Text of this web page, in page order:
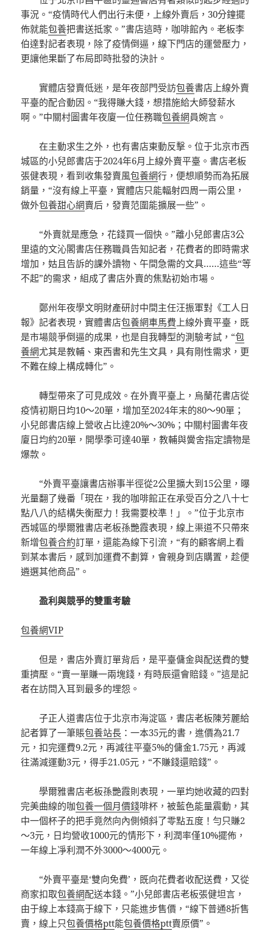
事況。“疫情時代人們出行未便，上線外賣后，30分鐘擺
佈就能包養把書送抵家。”書店這時，咖啡館內。老板李
伯達對記者表現，除了疫情倒逼，線下門店的運營壓力，
更讓他果斷了布局即時批發的決計。
實體店發賣低迷，是年夜部門受訪包養書店上線外賣
平臺的配合動因。“我得賺大錢，想措施給大師發薪水
啊。”中關村圖書年夜廈一位任務職包養網員婉言。
在主動求生之外，也有書店東動反擊。位于北京市西
城區的小兒郎書店于2024年6月上線外賣平臺。書店老板
張健表現，看到收集發賣風包養網行，便想順勢而為拓展
銷量，“沒有線上平臺，實體店只能輻射四周一兩公里，
做外包養甜心網賣后，發賣范圍能擴展一些”。
“外賣就是應急，花錢買一個快。”離小兒郎書店3公
里遠的文沁閣書店任務職員告知記者，花費者的即時需求
增加，姑且告訴的課外讀物、午間急需的文具……這些“等
不起”的需求，組成了書店外賣的焦點初始市場。
鄭州年夜學文明財產研討中間主任汪振軍對《工人日
報》記者表現，實體書店包養網車馬費 上線外賣平臺，既
是市場競爭倒逼的成果，也是自我轉型的測驗考試，“包
養網尤其是教輔、東西書和先生文具，具有剛性需求，更
不難在線上構成轉化”。
轉型帶來了可見成效。在外賣平臺上，烏蘭花書店從
疫情初期日均10～20單，增加至2024年末的80～90單；
小兒郎書店線上營收占比達20%～30%；中關村圖書年夜
廈日均約20單，開學季可達40單，教輔與黌舍指定讀物是
爆款。
“外賣平臺讓書店辦事半徑從2公里擴大到15公里，曝
光量翻了幾番「現在，我的咖啡館正在承受百分之八十七
點八八的結構失衡壓力！我需要校準！」。”位于北京市
西城區的學爾雅書店老板孫艷霞表現，線上渠道不只帶來
新增包養合約訂單，還能為線下引流，“有的顧客網上看
到某本書后，感到加運費不劃算，會親身到店購置，趁便
遴選其他商品”。
盈利與競爭的雙重考驗
包養網VIP
但是，書店外賣訂單背后，是平臺傭金與配送費的雙
重擠壓。“賣一單賺一兩塊錢，有時辰還會賠錢。”這是記
者在訪問入耳到最多的埋怨。
子正人道書店位于北京市海淀區，書店老板陳芳麗給
記者算了一筆賬包養站長 ：一本35元的書，進價為21.7
元，扣完運費9.2元，再減往平臺5%的傭金1.75元，再減
往滿減運動3元，得手21.05元，“不賺錢還賠錢”。
學爾雅書店老板孫艷霞則表現，一單均她收藏的四對
完美曲線的咖包養一個月價錢啡杯，被藍色能量震動，其
中一個杯子的把手竟然向內側傾斜了零點五度！勻只賺2
～3元，日均營收1000元的情形下，利潤率僅10%擺佈，
一年線上凈利潤不外3000～4000元。
“外賣平臺是‘雙向免費’，既向花費者收配送費，又從
商家扣取包養網配送本錢。”小兒郎書店老板張健坦言，
由于線上本錢高于線下，只能進步售價，“線下普通8折售
賣，線上只包養價格ptt能包養價格ptt賣原價”。